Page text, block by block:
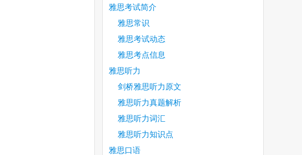
雅思考试简介
雅思常识
雅思考试动态
雅思考点信息
雅思听力
剑桥雅思听力原文
雅思听力真题解析
雅思听力词汇
雅思听力知识点
雅思口语